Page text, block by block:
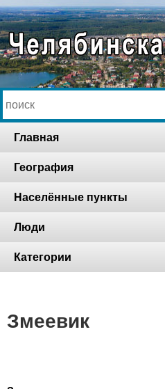
Главная
География
Населённые пункты
Люди
Категории
Змеевик